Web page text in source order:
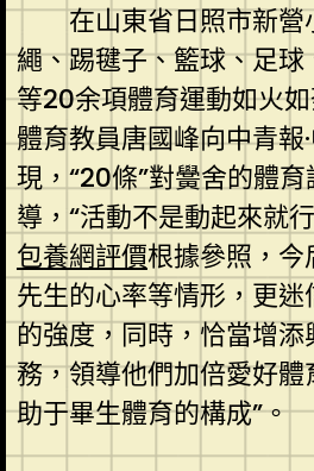
在山東省日照市新
繩、踢毽子、籃球、足
等20余項體育運動如火
體育教員唐國峰向中青報
現，“20條”對黌舍的體
導，“活動不是動起來就
包養網評價根據參照，
先生的心率等情形，更
的強度，同時，恰當增
務，領導他們加倍愛好
助于畢生體育的構成”。